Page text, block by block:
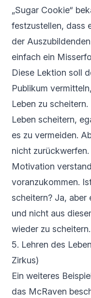
„Sugar Cookie“
festzustellen, dass
der
einfach ein
Diese Lektion soll
Publikum
Leben zu
Leben scheitern,
es zu vermeiden.
nicht
Motivation
voranzukommen.
scheitern? Ja, aber
und nicht aus
wieder zu scheitern.
5. Lehren des
Zirkus)
Ein weiteres
das McRaven